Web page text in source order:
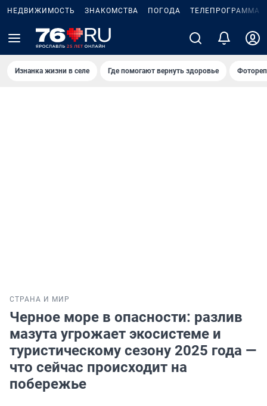
НЕДВИЖИМОСТЬ ЗНАКОМСТВА ПОГОДА ТЕЛЕПРОГРАММА
Изнанка жизни в селе Где помогают вернуть здоровье
СТРАНА И МИР
Черное море в опасности: разлив
мазута угрожает экосистеме и
туристическому сезону 2025 года —
что сейчас происходит на
побережье